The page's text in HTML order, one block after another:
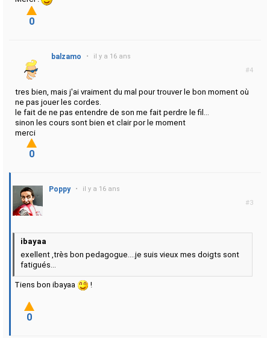
0
#4
balzamo • il y a 16 ans
tres bien, mais j'ai vraiment du mal pour trouver le bon moment où
ne pas jouer les cordes.
le fait de ne pas entendre de son me fait perdre le fil...
sinon les cours sont bien et clair por le moment
merci
0
#3
Poppy • il y a 16 ans
ibayaa
exellent ,très bon pedagogue....je suis vieux mes doigts sont
fatigués...
Tiens bon ibayaa !
0